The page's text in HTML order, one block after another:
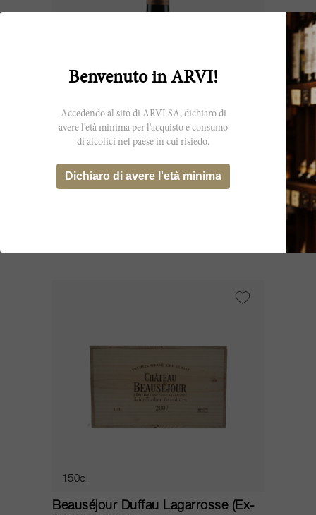
37.5cl
Beauséjour Duffau Lagarrosse (Ex-
Château) 2006
150cl
Beauséjour Duffau Lagarrosse (Ex-
Benvenuto in ARVI!
Accedendo al sito di ARVI SA, dichiaro di
avere l'età minima per l'acquisto e consumo
di alcolici nel paese in cui risiedo.
Dichiaro di avere l'età minima